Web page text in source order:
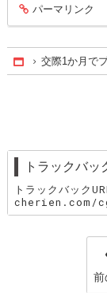
entry1375
パーマリンク
Home
交際1か月で
トラックバッ
トラックバッ
前